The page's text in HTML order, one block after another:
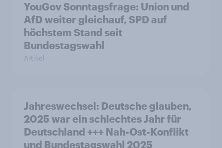
YouGov Sonntagsfrage: Union und
AfD weiter gleichauf, SPD auf
höchstem Stand seit
Bundestagswahl
Artikel
Jahreswechsel: Deutsche glauben,
2025 war ein schlechtes Jahr für
Deutschland +++ Nah-Ost-Konflikt
und Bundestagswahl 2025